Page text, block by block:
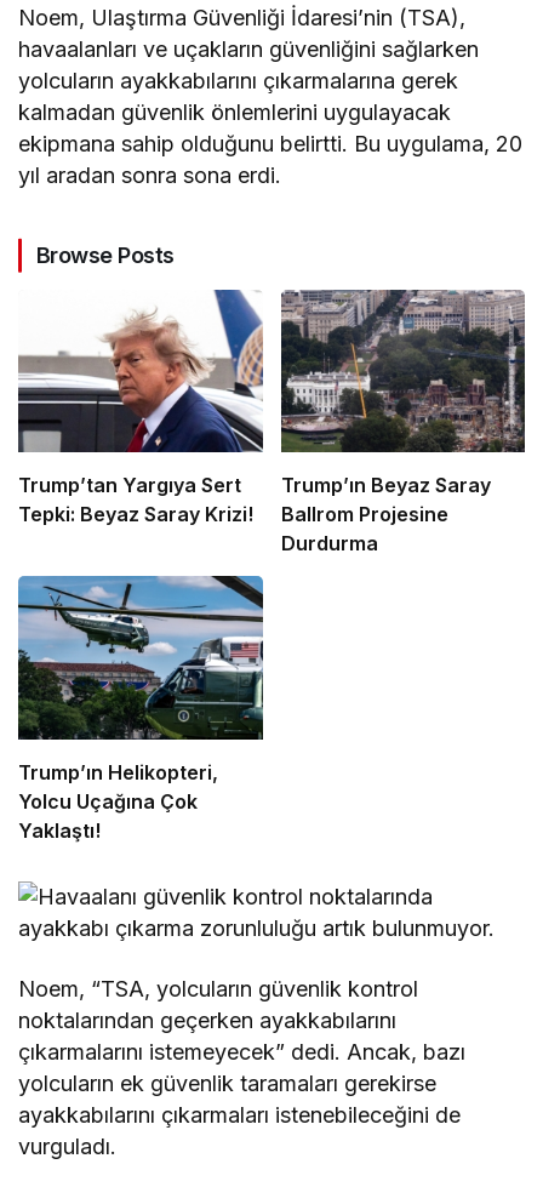
Noem, Ulaştırma Güvenliği İdaresi’nin (TSA),
havaalanları ve uçakların güvenliğini sağlarken
yolcuların ayakkabılarını çıkarmalarına gerek
kalmadan güvenlik önlemlerini uygulayacak
ekipmana sahip olduğunu belirtti. Bu uygulama, 20
yıl aradan sonra sona erdi.
Browse Posts
Trump’tan Yargıya Sert
Tepki: Beyaz Saray Krizi!
Trump’ın Beyaz Saray
Ballrom Projesine
Durdurma
Trump’ın Helikopteri,
Yolcu Uçağına Çok
Yaklaştı!
Noem, “TSA, yolcuların güvenlik kontrol
noktalarından geçerken ayakkabılarını
çıkarmalarını istemeyecek” dedi. Ancak, bazı
yolcuların ek güvenlik taramaları gerekirse
ayakkabılarını çıkarmaları istenebileceğini de
vurguladı.